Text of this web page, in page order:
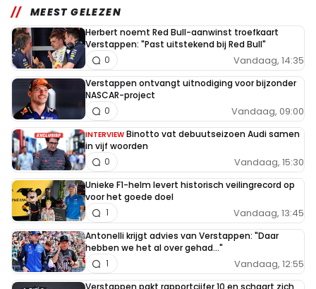
MEEST GELEZEN
Herbert noemt Red Bull-aanwinst troefkaart
Verstappen: "Past uitstekend bij Red Bull"
Vandaag, 14:35
0
Verstappen ontvangt uitnodiging voor bijzonder
NASCAR-project
Vandaag, 09:00
0
INTERVIEW Binotto vat debuutseizoen Audi samen
in vijf woorden
Vandaag, 15:30
0
Unieke F1-helm levert historisch veilingrecord op
voor het goede doel
Vandaag, 13:45
1
Antonelli krijgt advies van Verstappen: "Daar
hebben we het al over gehad..."
Vandaag, 12:55
1